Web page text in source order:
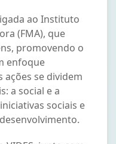
ao Instituto
(FMA), que
promovendo o
enfoque
ações se dividem
a social e a
sociais e